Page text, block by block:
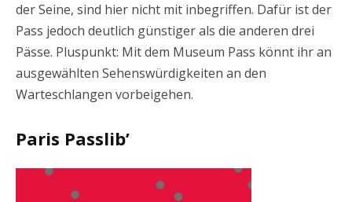
der Seine, sind hier nicht mit inbegriffen. Dafür ist der
Pass jedoch deutlich günstiger als die anderen drei
Pässe. Pluspunkt: Mit dem Museum Pass könnt ihr an
ausgewählten Sehenswürdigkeiten an den
Warteschlangen vorbeigehen.
Paris Passlib’